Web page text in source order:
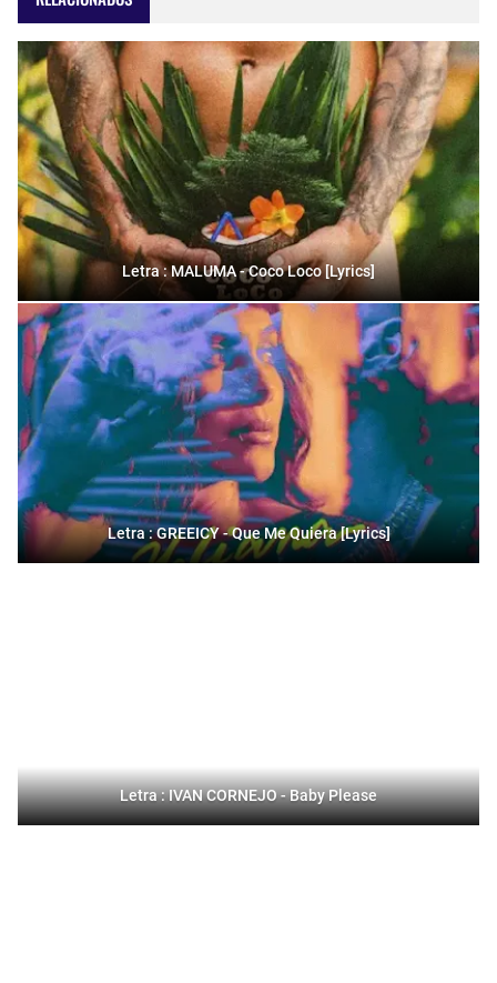
Letra : MALUMA - Coco Loco [Lyrics]
Letra : GREEICY - Que Me Quiera [Lyrics]
Letra : IVAN CORNEJO - Baby Please